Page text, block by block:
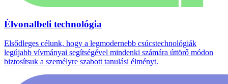
Élvonalbeli technológia
Elsődleges célunk, hogy a legmodernebb csúcstechnológiák
legújabb vívmányai segítségével mindenki számára úttörő módon
biztosítsuk a személyre szabott tanulási élményt.